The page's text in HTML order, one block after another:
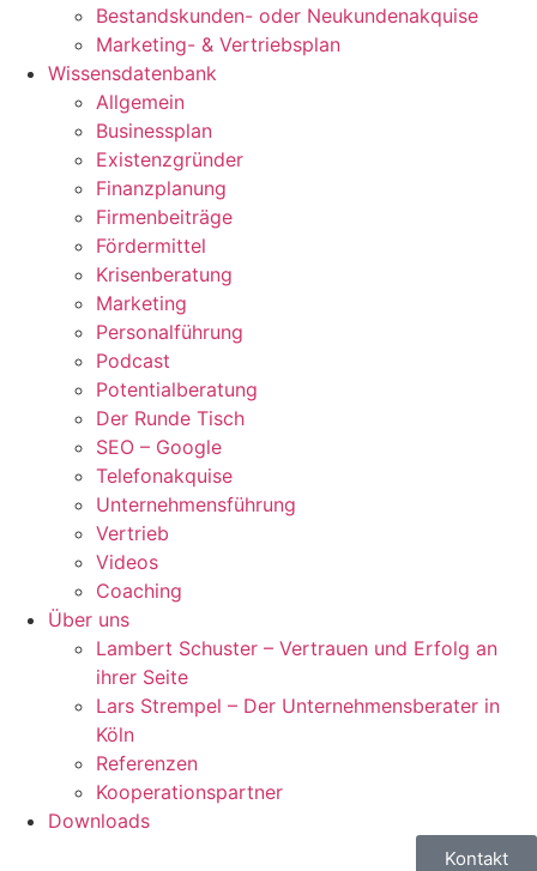
Bestandskunden- oder Neukundenakquise
Marketing- & Vertriebsplan
Wissensdatenbank
Allgemein
Businessplan
Existenzgründer
Finanzplanung
Firmenbeiträge
Fördermittel
Krisenberatung
Marketing
Personalführung
Podcast
Potentialberatung
Der Runde Tisch
SEO – Google
Telefonakquise
Unternehmensführung
Vertrieb
Videos
Coaching
Über uns
Lambert Schuster – Vertrauen und Erfolg an
ihrer Seite
Lars Strempel – Der Unternehmensberater in
Köln
Referenzen
Kooperationspartner
Downloads
Kontakt